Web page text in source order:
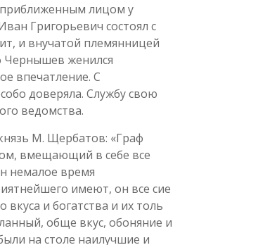
лицом у
Григорьевич состоял с
и внучатой племянницей
Чернышев женился
впечатление. С
доверяла. Службу свою
ведомства.
М. Щербатов: «Граф
вмещающий в себе все
немалое время
имеют, он все сие
и богатства и их толь
обще вкус, обоняние и
на столе наилучшие и